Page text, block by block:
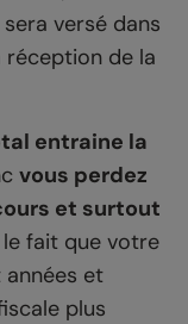
versé dans
de la
entraine la
vous perdez
et surtout
le fait que votre
et
plus